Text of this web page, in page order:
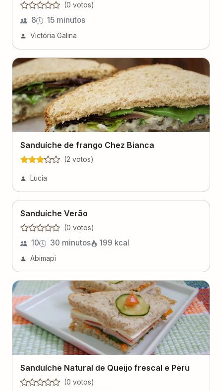
(0 votos)
8 15 minutos
Victória Galina
Sanduíche de frango Chez Bianca
(2 votos)
Lucia
Sanduíche Verão
(0 votos)
10 30 minutos 199 kcal
Abimapi
Sanduíche Natural de Queijo frescal e Peru
(0 votos)